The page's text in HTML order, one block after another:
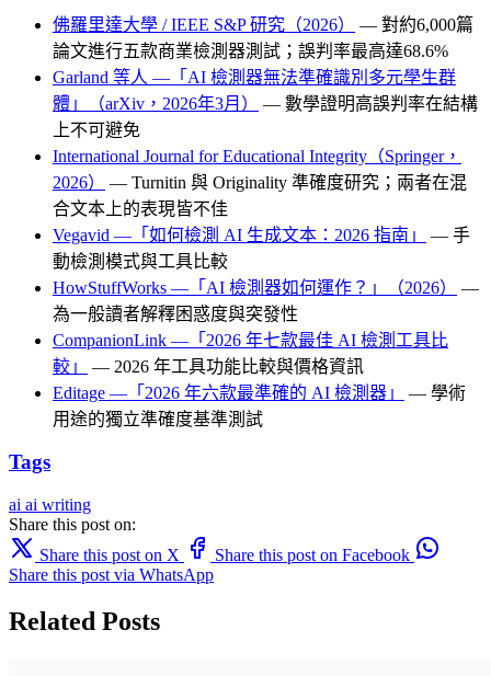
佛羅里達大學 / IEEE S&P 研究（2026）
— 對約6,000篇
論文進行五款商業檢測器測試；誤判率最高達68.6%
Garland 等人 —「AI 檢測器無法準確識別多元學生群
體」（arXiv，2026年3月）
— 數學證明高誤判率在結構
上不可避免
International Journal for Educational Integrity（Springer，
2026）
— Turnitin 與 Originality 準確度研究；兩者在混
合文本上的表現皆不佳
Vegavid —「如何檢測 AI 生成文本：2026 指南」
— 手
動檢測模式與工具比較
HowStuffWorks —「AI 檢測器如何運作？」（2026）
—
為一般讀者解釋困惑度與突發性
CompanionLink —「2026 年七款最佳 AI 檢測工具比
較」
— 2026 年工具功能比較與價格資訊
Editage —「2026 年六款最準確的 AI 檢測器」
— 學術
用途的獨立準確度基準測試
Tags
ai ai writing
Share this post on:
Share this post on X
Share this post on Facebook
Share this post via WhatsApp
Related Posts